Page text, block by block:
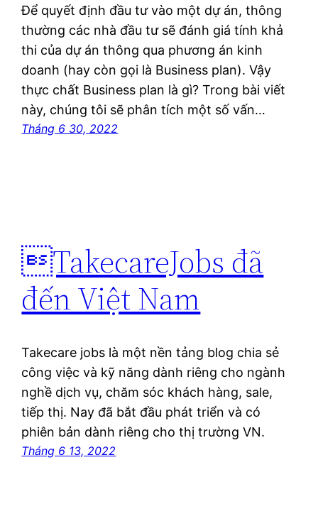
Để quyết định đầu tư vào một dự án, thông
thường các nhà đầu tư sẽ đánh giá tính khả
thi của dự án thông qua phương án kinh
doanh (hay còn gọi là Business plan). Vậy
thực chất Business plan là gì? Trong bài viết
này, chúng tôi sẽ phân tích một số vấn…
Tháng 6 30, 2022
TakecareJobs đã
đến Việt Nam
Takecare jobs là một nền tảng blog chia sẻ
công việc và kỹ năng dành riêng cho ngành
nghề dịch vụ, chăm sóc khách hàng, sale,
tiếp thị. Nay đã bắt đầu phát triển và có
phiên bản dành riêng cho thị trường VN.
Tháng 6 13, 2022